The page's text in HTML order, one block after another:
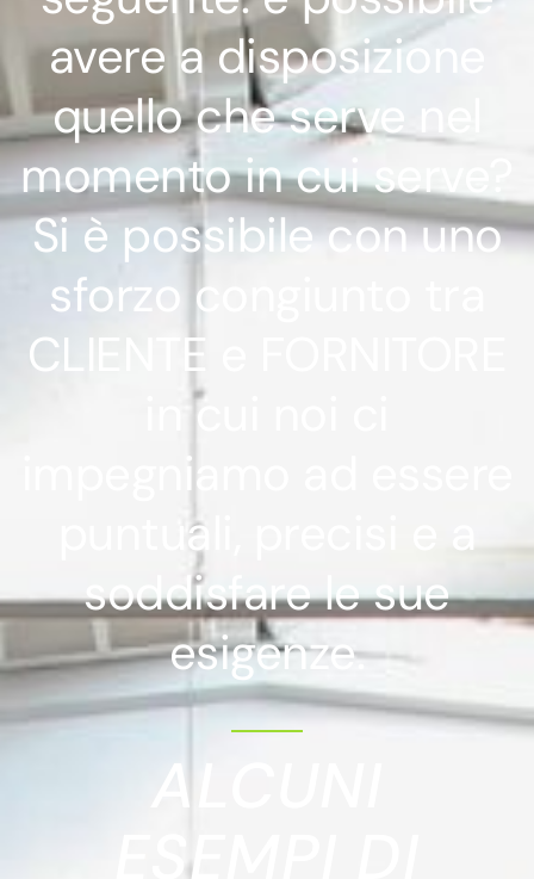
avere a disposizione
quello che serve nel
momento in cui serve?
Si è possibile con uno
sforzo congiunto tra
CLIENTE e FORNITORE
in cui noi ci
impegniamo ad essere
puntuali, precisi e a
soddisfare le sue
esigenze.
ALCUNI
ESEMPI DI